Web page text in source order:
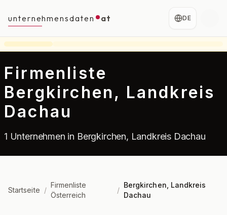
unternehmensdaten at DE
Firmenliste
Bergkirchen, Landkreis
Dachau
1 Unternehmen in Bergkirchen, Landkreis Dachau
Startseite /
Firmenliste
Österreich
/
Bergkirchen, Landkreis
Dachau